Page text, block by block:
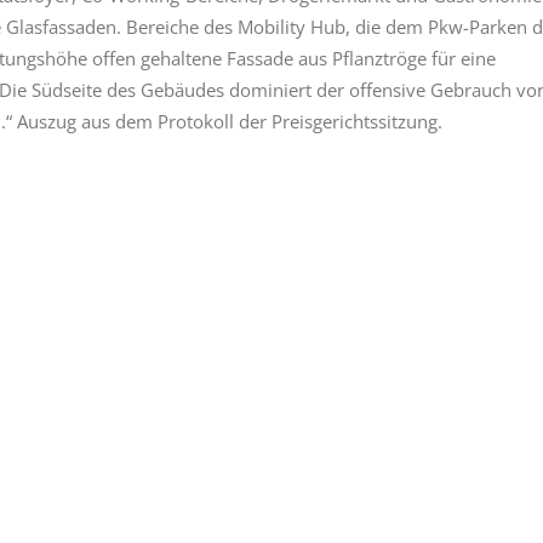
Bereiche des Mobility Hub, die dem Pkw-Parken
offen gehaltene Fassade aus Pflanztröge für eine
Südseite des Gebäudes dominiert der offensive Gebrauch
Auszug aus dem Protokoll der Preisgerichtssitzung.